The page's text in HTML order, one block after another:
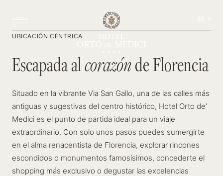
UBICACIÓN CÉNTRICA
Escapada alcorazónde Florencia
Escapada alcorazónde Florencia
Situado en la vibrante Via San Gallo, una de las calles más
antiguas y sugestivas del centro histórico, Hotel Orto de’
Medici es el punto de partida ideal para un viaje
extraordinario. Con solo unos pasos puedes sumergirte
en el alma renacentista de Florencia, explorar rincones
escondidos o monumentos famosísimos, concederte el
shopping más exclusivo o degustar las excelencias